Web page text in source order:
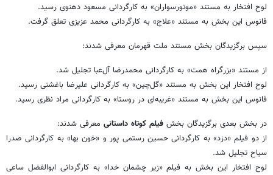
لوح افتخار به مستند «موتورسواران» به کارگردانی مسعود دهنوی رسید.
فانوس این بخش به مستند «علاج» به کارگردانی محمد عزیزی تعلق گرفت.
سپس برگزیدگان بخش مستند ملت قهرمان معرفی شدند:
از مستند «بزرگراه همت» به کارگردانی محمدرضا آل‌عبا تجلیل شد.
لوح افتخار این بخش به مستند «گل‌چین» به کارگردانی علیرضا باغشنی رسید.
فانوس این بخش به مستند «غریبه‌ای در روستا» به کارگردانی مراد نظری رسید.
در بخش بعدی برگزیدگان بخش فیلم کوتاه داستانی معرفی شدند:
از دو فیلم «دزد» به کارگردانی حسین رستمی پور و «خون بها» به کارگردانی صدرا
سیاح تجلیل شد.
لوح افتخار این بخش به فیلم «زیر چشمان خدا» به کارگردانی ابوالفضل ساعی